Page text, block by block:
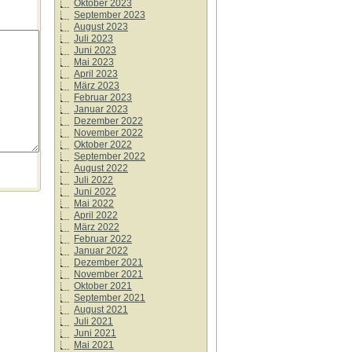
Oktober 2023
September 2023
August 2023
Juli 2023
Juni 2023
Mai 2023
April 2023
März 2023
Februar 2023
Januar 2023
Dezember 2022
November 2022
Oktober 2022
September 2022
August 2022
Juli 2022
Juni 2022
Mai 2022
April 2022
März 2022
Februar 2022
Januar 2022
Dezember 2021
November 2021
Oktober 2021
September 2021
August 2021
Juli 2021
Juni 2021
Mai 2021